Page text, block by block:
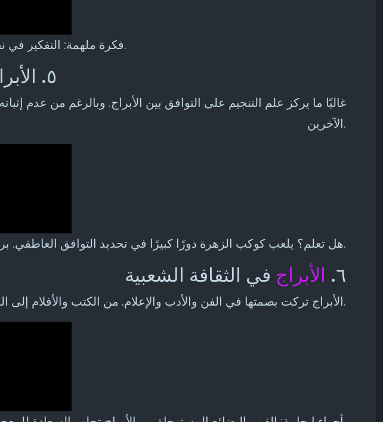
فكرة ملهمة: التفكير في نقاط القوة الخاصة ببرجك طريقة رائعة لتعزيز ثقتك بنفسك ووضع أهداف إيجابية.
٥. الأبراج والعلاقات
غالبًا ما يركز علم التنجيم على التوافق بين الأبراج. وبالرغم من عدم
الآخرين.
هل تعلم؟ يلعب كوكب الزهرة دورًا كبيرًا في تحديد التوافق العاطفي. برج الزهرة الخاص بك يمكن أن يكشف نهجك في الحب والعلاقات.
٦. الأبراج في الثقافة الشعبية
الأبراج تركت بصمتها في الفن والأدب والإعلام. من الكتب والأفلام إلى الموضة والميمز، تستمر الأبراج في إلهام الإبداع وربط الناس حول العالم.